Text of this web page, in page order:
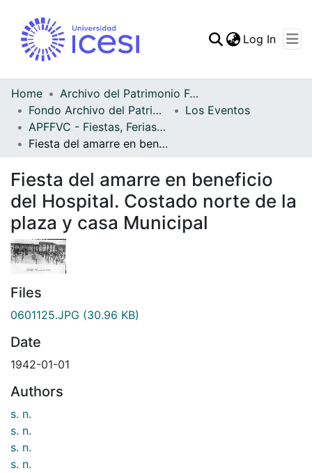
Statistics
Log In
Home
Archivo del Patrimonio Fotográfico y Fílmico del Valle del Cauca
Fondo Archivo del Patrimonio Fotográfico y Fílmico del Valle del Cauca
Los Eventos
APFFVC - Fiestas, Ferias y Carnavales - Patrimonial
Fiesta del amarre en beneficio del Hospital. Costado norte de la plaza y casa Municipal
Fiesta del amarre en beneficio
del Hospital. Costado norte de la
plaza y casa Municipal
Files
0601125.JPG (30.96 KB)
Date
1942-01-01
Authors
s. n.
s. n.
s. n.
s. n.